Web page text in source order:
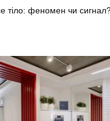
тіло: феномен чи